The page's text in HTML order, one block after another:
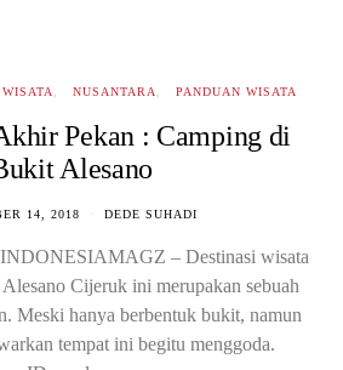
NUSANTARA PANDUAN WISATA
Pekan : Camping di
Alesano
14, 2018 DEDE SUHADI
– Destinasi wisata
Cijeruk ini merupakan sebuah
Meski hanya berbentuk bukit, namun
tempat ini begitu menggoda.